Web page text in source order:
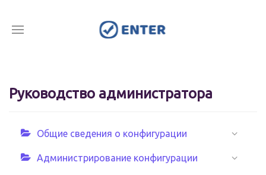
Руководство администратора
Общие сведения о конфигурации
Администрирование конфигурации